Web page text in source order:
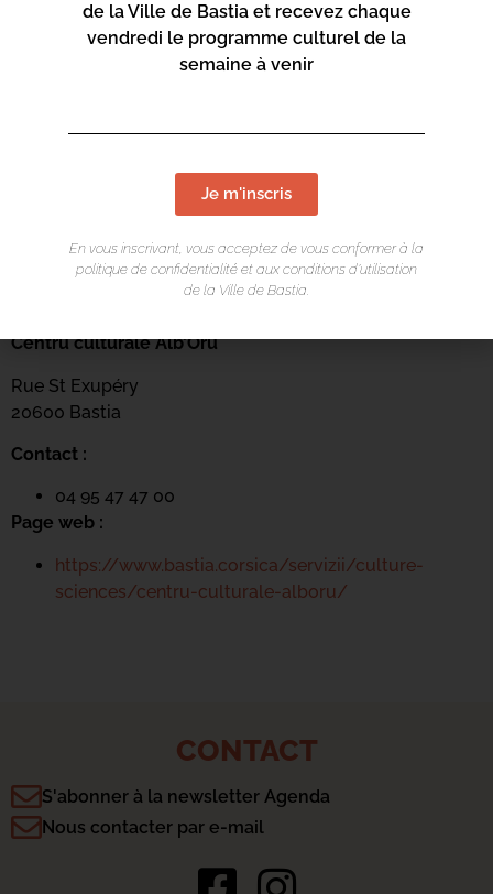
LIEU DE L'ÉVÉNEMENT
Centru culturale Alb’Oru
Rue St Exupéry
20600 Bastia
Contact :
04 95 47 47 00
Page web :
https://www.bastia.corsica/servizii/culture-
sciences/centru-culturale-alboru/
CONTACT
S'abonner à la newsletter Agenda
Nous contacter par e-mail
de la Ville de Bastia et recevez chaque
vendredi le programme culturel de la
semaine à venir
Je m'inscris
En vous inscrivant, vous acceptez de vous conformer à la
politique de confidentialité et aux conditions d’utilisation
de la Ville de Bastia.